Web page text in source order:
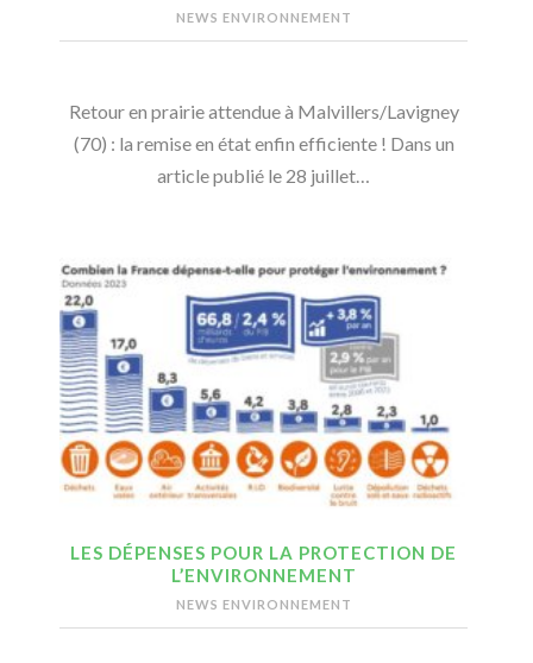
NEWS ENVIRONNEMENT
Retour en prairie attendue à Malvillers/Lavigney
(70) : la remise en état enfin efficiente ! Dans un
article publié le 28 juillet…
LES DÉPENSES POUR LA PROTECTION DE
L’ENVIRONNEMENT
NEWS ENVIRONNEMENT